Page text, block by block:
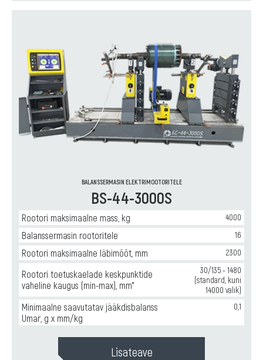
BALANSSERMASIN ELEKTRIMOOTORITELE
BS-44-3000S
Rootori maksimaalne mass, kg 4000
Balanssermasin rootoritele 16
Rootori maksimaalne läbimõõt, mm 2300
Rootori toetuskaelade keskpunktide
vaheline kaugus (min-max), mm*
30/135 - 1480
(standard, kuni
14000 valik)
Minimaalne saavutatav jääkdisbalanss
Umar, g x mm/kg
0,1
Lisateave